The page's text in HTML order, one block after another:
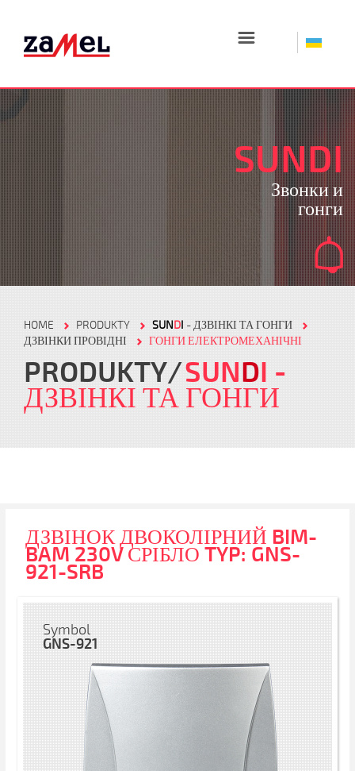
☰
SUNDI
Звонки и
гонги
HOME PRODUKTY SUNDI - ДЗВІНКІ ТА ГОНГИ
ДЗВІНКИ ПРОВІДНІ
ГОНГИ ЕЛЕКТРОМЕХАНІЧНІ
PRODUKTY SUNDI -
ДЗВІНКІ ТА ГОНГИ
ДЗВІНОК ДВОКОЛІРНИЙ BIM-
BAM 230V СРІБЛО TYP: GNS-
921-SRB
Symbol
GNS-921